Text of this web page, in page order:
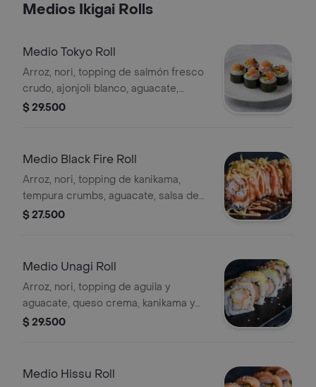
Medios Ikigai Rolls
Medio Tokyo Roll
Arroz, nori, topping de salmón fresco
crudo, ajonjoli blanco, aguacate,
queso crema, anguila y kanikama. 5
$ 29.500
Medio Black Fire Roll
Arroz, nori, topping de kanikama,
tempura crumbs, aguacate, salsa de
aguila, spicy mayo, siracha y mix de
$ 27.500
Medio Unagi Roll
Arroz, nori, topping de aguila y
aguacate, queso crema, kanikama y
langostino. 5 Bocados.
$ 29.500
Medio Hissu Roll